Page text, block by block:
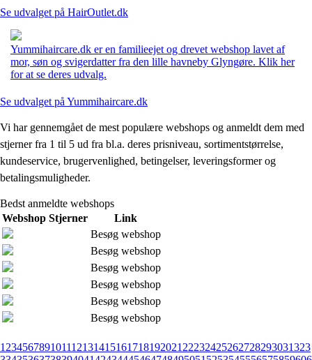
Se udvalget på HairOutlet.dk
Yummihaircare.dk er en familieejet og drevet webshop lavet af
mor, søn og svigerdatter fra den lille havneby Glyngøre. Klik her
for at se deres udvalg.
Se udvalget på Yummihaircare.dk
Vi har gennemgået de mest populære webshops og anmeldt dem med
stjerner fra 1 til 5 ud fra bl.a. deres prisniveau, sortimentstørrelse,
kundeservice, brugervenlighed, betingelser, leveringsformer og
betalingsmuligheder.
Bedst anmeldte webshops
Webshop Stjerner
Link
Besøg webshop
Besøg webshop
Besøg webshop
Besøg webshop
Besøg webshop
Besøg webshop
1 23456789101112131415161718192021 22232425262728293031323